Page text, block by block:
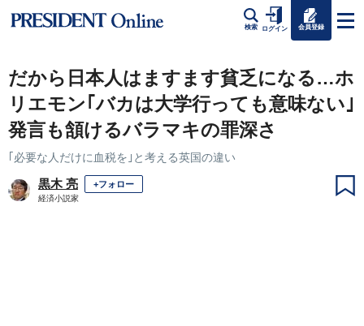
検索 ログイン 会員登録
だから日本人はますます貧乏になる…ホ
リエモン｢バカは大学行っても意味ない｣
発言も頷けるバラマキの罪深さ
｢必要な人だけに血税を｣と考える英国の違い
黒木 亮 +フォロー
経済小説家